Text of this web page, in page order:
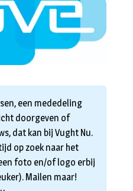
een mededeling
doorgeven of
dat kan bij Vught Nu.
op zoek naar het
foto en/of logo erbij
Mailen maar!